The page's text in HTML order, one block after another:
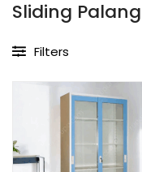
Sliding
Filters